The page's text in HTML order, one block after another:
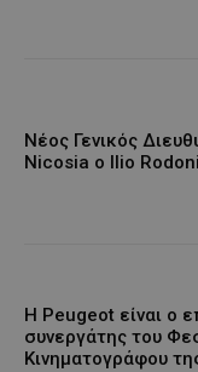
Νέος Γενικός
Nicosia ο Ilio Rodoni
Η Peugeot είναι ο
συνεργάτης του
Κινηματογράφου